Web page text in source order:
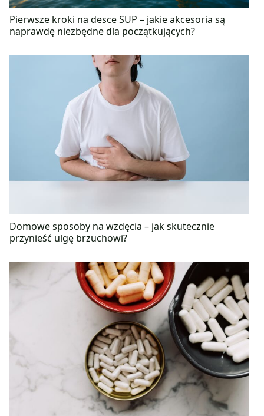
Pierwsze kroki na desce SUP – jakie akcesoria są
naprawdę niezbędne dla początkujących?
Domowe sposoby na wzdęcia – jak skutecznie
przynieść ulgę brzuchowi?